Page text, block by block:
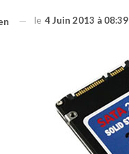
le 4 Juin 2013 à 08:39